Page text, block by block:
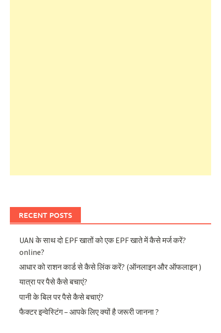
RECENT POSTS
UAN के साथ दो EPF खातों को एक EPF खाते में कैसे मर्ज करें?
online?
आधार को राशन कार्ड से कैसे लिंक करें? (ऑनलाइन और ऑफलाइन )
यात्रा पर पैसे कैसे बचाएं?
पानी के बिल पर पैसे कैसे बचाएं?
फैक्टर इन्वेस्टिंग – आपके लिए क्यों है जरूरी जानना ?